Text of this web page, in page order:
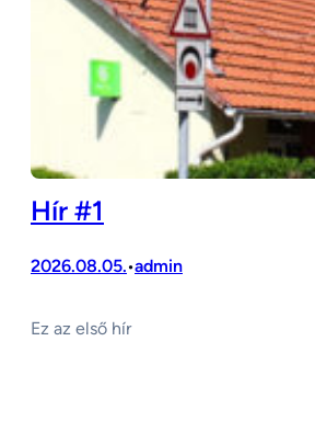
Hír #1
2026.08.05.•admin
Ez az első hír